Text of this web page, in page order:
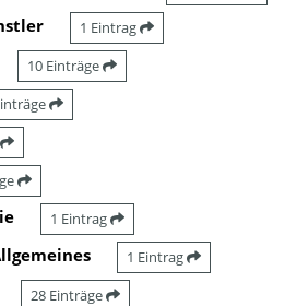
1 Eintrag
10 Einträge
1 Eintrag
1 Eintrag
28 Einträge